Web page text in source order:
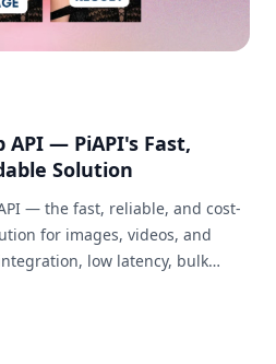
API — PiAPI's Fast,
Solution
— the fast, reliable, and cost-
for images, videos, and
low latency, bulk